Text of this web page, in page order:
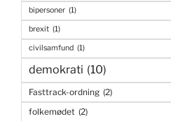
bipersoner (1)
brexit (1)
civilsamfund (1)
demokrati (10)
Fasttrack-ordning (2)
folkemødet (2)